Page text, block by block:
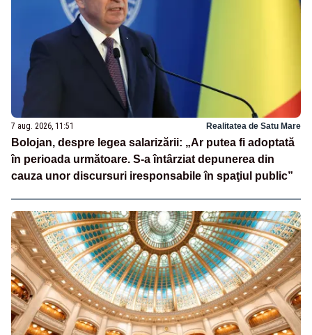
7 aug. 2026, 11:51 Realitatea de Satu Mare
Bolojan, despre legea salarizării: „Ar putea fi adoptată
în perioada următoare. S-a întârziat depunerea din
cauza unor discursuri iresponsabile în spaţiul public”